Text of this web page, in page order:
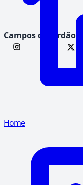
Campos do Jordão,
Home